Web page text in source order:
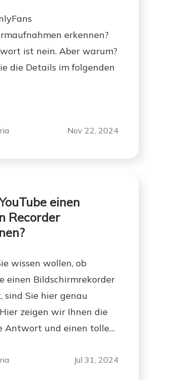
erkennen?
ist nein. Aber warum?
die Details im folgenden
Nov 22, 2024
einen
Recorder
wissen wollen, ob
einen Bildschirmrekorder
sind Sie hier genau
zeigen wir Ihnen die
Antwort und einen tollen
Jul 31, 2024